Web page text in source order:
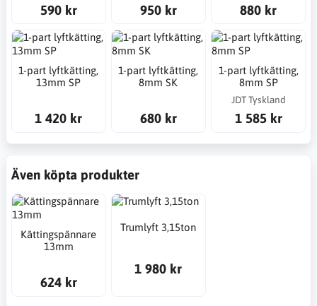
590 kr 950 kr 880 kr
1-part lyftkätting,
13mm SP
1 420 kr
1-part lyftkätting,
8mm SK
680 kr
1-part lyftkätting,
8mm SP
JDT Tyskland
1 585 kr
Även köpta produkter
Kättingspännare
13mm
624 kr
Trumlyft 3,15ton
1 980 kr